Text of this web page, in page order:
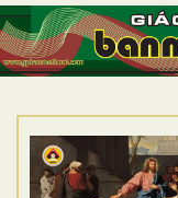
TRANG NHẤT
GIỚI THIỆU
DÒNG TU